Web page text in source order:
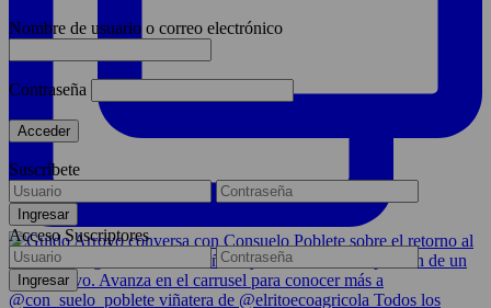
Nombre de usuario o correo electrónico
Contraseña
Suscríbete
Acceso Suscriptores